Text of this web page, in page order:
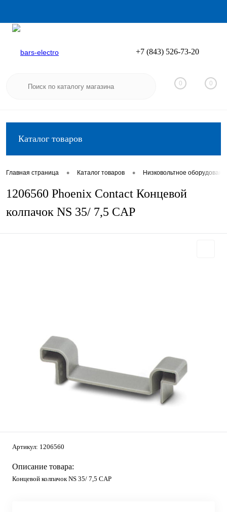
Вход
+7 (843) 526-73-20
0 0
Каталог товаров
Главная страница • Каталог товаров • Низковольтное
1206560 Phoenix Contact Концевой
колпачок NS 35/ 7,5 CAP
Артикул: 1206560
Описание товара:
Концевой колпачок NS 35/ 7,5 CAP